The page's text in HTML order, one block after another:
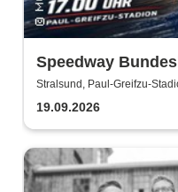
Speedway
Nordstern
Stralsund, Paul-Greifzu-
19.09.2026